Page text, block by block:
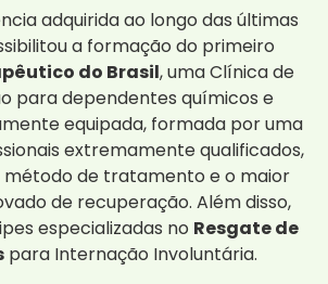
adquirida ao longo das últimas
a formação do primeiro
do Brasil, uma Clínica de
para dependentes químicos e
equipada, formada por uma
extremamente qualificados,
de tratamento e o maior
de recuperação. Além disso,
especializadas no Resgate de
para Internação Involuntária.